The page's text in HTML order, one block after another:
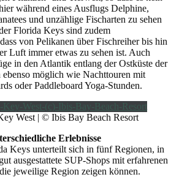
während eines Ausflugs Delphine,
und unzählige Fischarten zu sehen
Florida Keys sind zudem
von Pelikanen über Fischreiher bis hin
Luft immer etwas zu sehen ist. Auch
in den Atlantik entlang der Ostküste der
möglich wie Nachttouren mit
oder Paddleboard Yoga-Stunden.
West | © Ibis Bay Beach Resort
Erlebnisse
Keys unterteilt sich in fünf Regionen, in
ausgestattete SUP-Shops mit erfahrenen
jeweilige Region zeigen können.